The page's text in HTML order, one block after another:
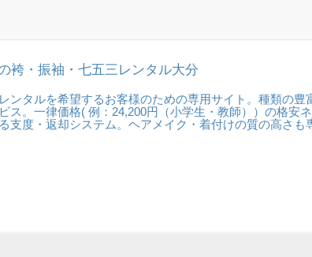
袴・振袖・七五三レンタル大分
ンタルを希望するお客様のための専用サイト。種類の豊
ス。一律価格( 例： 24,200円
（小学生・教師））の格安
支度・返却システム。ヘアメイク・着付けの質の高さも